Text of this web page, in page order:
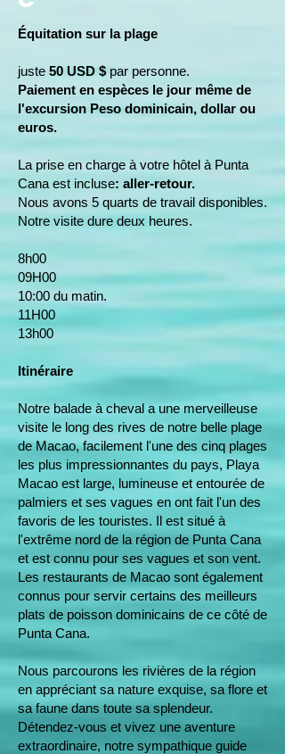
Équitation sur la plage
juste 50 USD $ par personne.
Paiement en espèces le jour même de
l'excursion Peso dominicain, dollar ou
euros.
La prise en charge à votre hôtel à Punta
Cana est incluse: aller-retour.
Nous avons 5 quarts de travail disponibles.
Notre visite dure deux heures.
8h00
09H00
10:00 du matin.
11H00
13h00
Itinéraire
Notre balade à cheval a une merveilleuse
visite le long des rives de notre belle plage
de Macao, facilement l'une des cinq plages
les plus impressionnantes du pays, Playa
Macao est large, lumineuse et entourée de
palmiers et ses vagues en ont fait l'un des
favoris de les touristes. Il est situé à
l'extrême nord de la région de Punta Cana
et est connu pour ses vagues et son vent.
Les restaurants de Macao sont également
connus pour servir certains des meilleurs
plats de poisson dominicains de ce côté de
Punta Cana.
​Nous parcourons les rivières de la région
en appréciant sa nature exquise, sa flore et
sa faune dans toute sa splendeur.
Détendez-vous et vivez une aventure
extraordinaire, notre sympathique guide